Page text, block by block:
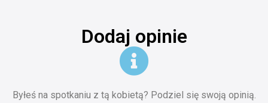
Dodaj opinie
Byłeś na spotkaniu z tą kobietą? Podziel się swoją opinią.